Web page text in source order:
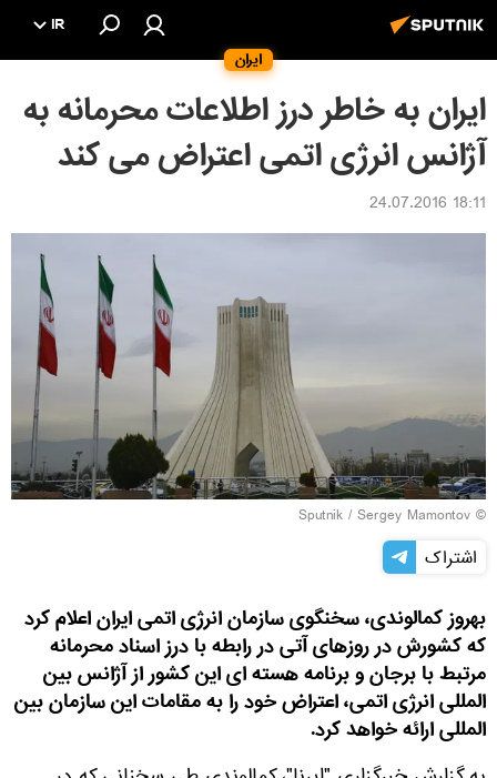
ایران
IR
ایران به خاطر درز اطلاعات محرمانه به
آژانس انرژی اتمی اعتراض می کند
18:11 24.07.2016
© Sputnik / Sergey Mamontov
اشتراک
بهروز کمالوندی، سخنگوی سازمان انرژی اتمی ایران اعلام کرد
که کشورش در روزهای آتی در رابطه با درز اسناد محرمانه
مرتبط با برجان و برنامه هسته ای این کشور از آژانس بین
المللی انرژی اتمی، اعتراض خود را به مقامات این سازمان بین
المللی ارائه خواهد کرد.